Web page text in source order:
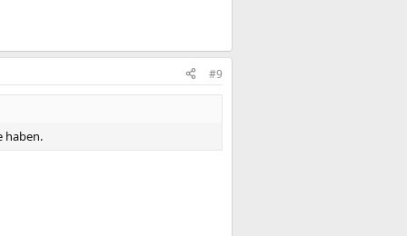
#9
haben.